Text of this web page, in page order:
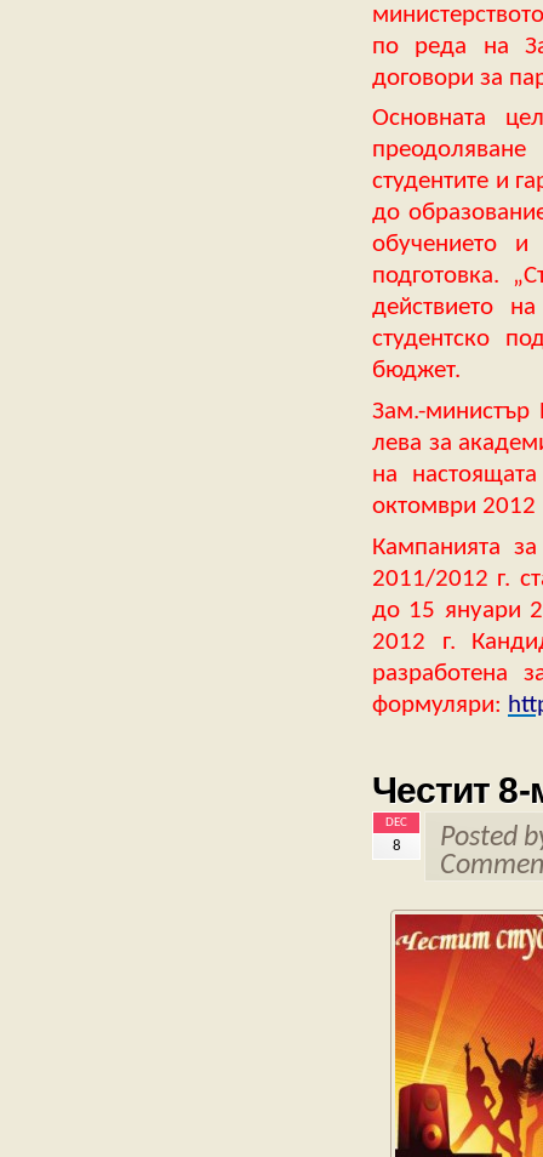
по реда на
договори за
Основната
студентите и
до
обучението и
подготовка.
действието
студентско
бюджет.
Зам.-министър
лева за
на
октомври 2012
Кампанията
2011/2012 г.
до 15 януари
2012 г.
разработена
формуляри:
Честит
DEC
8
Posted